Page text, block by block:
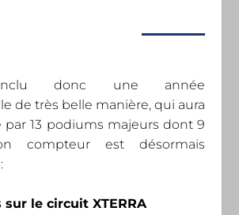
donc une année
de très belle manière, qui aura
13 podiums majeurs dont 9
compteur est désormais
sur le circuit XTERRA